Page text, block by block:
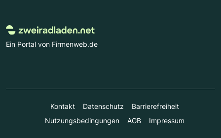
Ein Portal von Firmenweb.de
Kontakt Datenschutz
Barrierefreiheit
Nutzungsbedingungen
AGB Impressum